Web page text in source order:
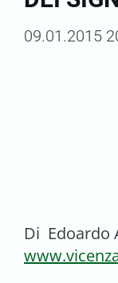
09.01.2015
Di Edoardo